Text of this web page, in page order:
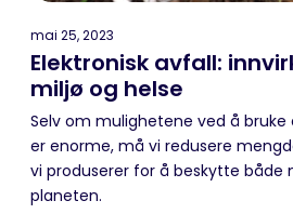
mai 25, 2023
Elektronisk avfall:
miljø og helse
Selv om mulighetene ved å
er enorme, må vi redusere
vi produserer for å beskytte både
planeten.